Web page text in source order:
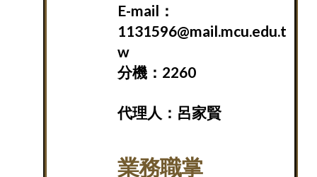
E-mail：
1131596@mail.mcu.edu.t
w
分機：2260
代理人：呂家賢
業務職掌